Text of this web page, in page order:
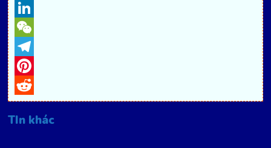
X
LinkedIn
WeChat
Telegram
Pinterest
Reddit
TIn khác